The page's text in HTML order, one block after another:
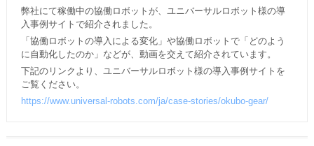
弊社にて稼働中の協働ロボットが、ユニバーサルロボット様の導
入事例サイトで紹介されました。
「協働ロボットの導入による変化」や協働ロボットで「どのよう
に自動化したのか」などが、動画を交えて紹介されています。
下記のリンクより、ユニバーサルロボット様の導入事例サイトを
ご覧ください。
https://www.universal-robots.com/ja/case-stories/okubo-gear/